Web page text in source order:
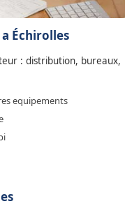
Échirolles
: distribution, bureaux,
equipements